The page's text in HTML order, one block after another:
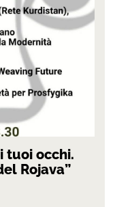
tuoi occhi.
Rojava”